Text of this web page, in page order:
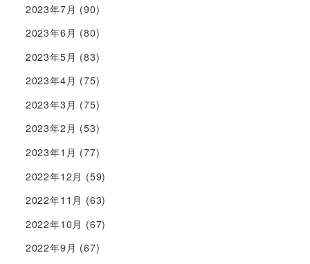
2023年7月 (90)
2023年6月 (80)
2023年5月 (83)
2023年4月 (75)
2023年3月 (75)
2023年2月 (53)
2023年1月 (77)
2022年12月 (59)
2022年11月 (63)
2022年10月 (67)
2022年9月 (67)